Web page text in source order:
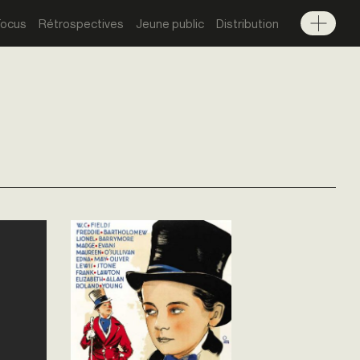
Rétrospectives Jeune public Distribution
Menu